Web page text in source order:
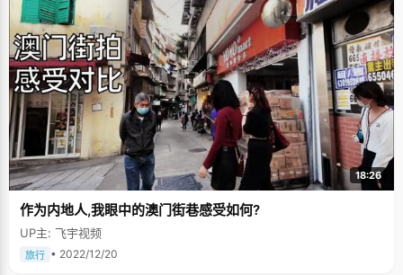
18:26
作为内地人,我眼中的澳门街巷感受如何?
UP主: 飞宇视频
旅行 • 2022/12/20